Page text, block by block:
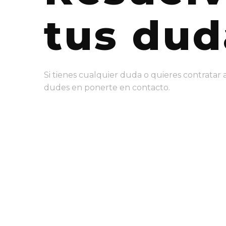
tus
Si tienes cualquier duda o quieres contratar
dudes en ponerte en contacto.